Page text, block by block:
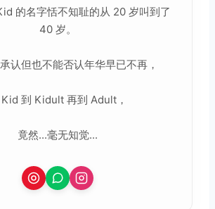
的名字恬不知耻的从 20 岁叫到了
40 岁。
认但也不能否认年华早已不再，
Kid 到 Kidult 再到 Adult，
竟然...毫无知觉...